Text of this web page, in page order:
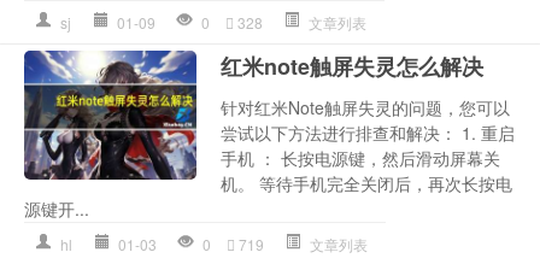
sj 01-09 0 328 文章列表
红米note触屏失灵怎么解决
针对红米Note触屏失灵的问题，您可以
尝试以下方法进行排查和解决： 1. 重启
手机 ： 长按电源键，然后滑动屏幕关
机。 等待手机完全关闭后，再次长按电
源键开...
hl 01-03 0 719 文章列表